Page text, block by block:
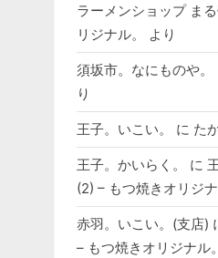
ラーメンショップ ま
リジナル。
より
須坂市。なにものや。
り
王子。いこい。 に た
王子。かいらく。 に
(2) – もつ焼きオリジナ
赤羽。いこい。(支店)
– もつ焼きオリジナル。